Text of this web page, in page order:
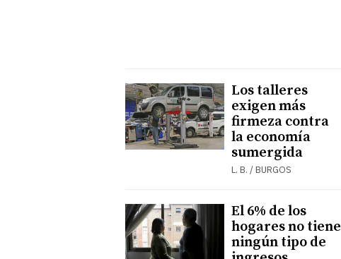
Los talleres
exigen más
firmeza contra
la economía
sumergida
L. B. / BURGOS
El 6% de los
hogares no tiene
ningún tipo de